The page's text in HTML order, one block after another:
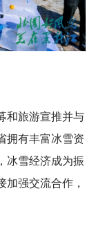
和旅游宣推并与
拥有丰富冰雪资
冰雪经济成为振
加强交流合作，